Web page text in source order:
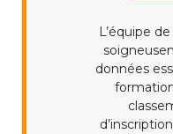
L’équipe
données